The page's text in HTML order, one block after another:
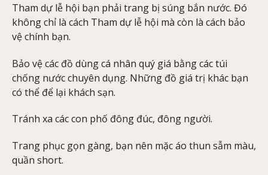
Tham dự lễ hội bạn phải trang bị súng bắn nước. Đó
không chỉ là cách Tham dự lễ hội mà còn là cách bảo
vệ chính bạn.
Bảo vệ các đồ dùng cá nhân quý giá bằng các túi
chống nước chuyên dụng. Những đồ giá trị khác bạn
có thể để lại khách sạn.
Tránh xa các con phố đông đúc, đông người.
Trang phục gọn gàng, bạn nên mặc áo thun sẫm màu,
quần short.